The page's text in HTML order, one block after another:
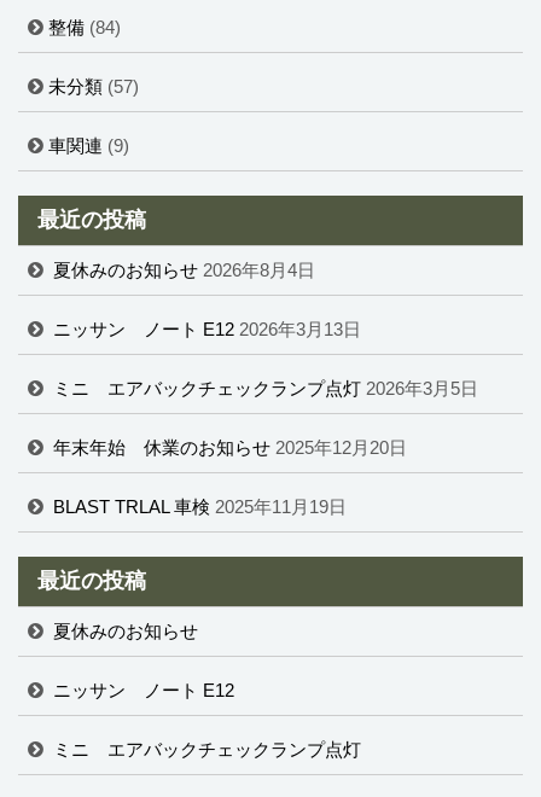
整備 (84)
未分類 (57)
車関連 (9)
最近の投稿
夏休みのお知らせ 2026年8月4日
ニッサン ノート E12 2026年3月13日
ミニ エアバックチェックランプ点灯 2026年3月5日
年末年始 休業のお知らせ 2025年12月20日
BLAST TRLAL 車検 2025年11月19日
最近の投稿
夏休みのお知らせ
ニッサン ノート E12
ミニ エアバックチェックランプ点灯